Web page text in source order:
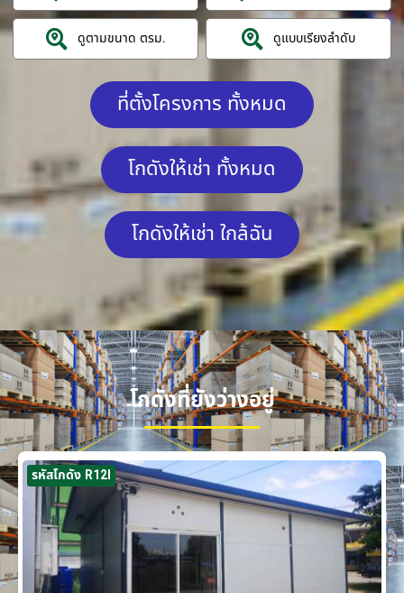
ดูตามขนาด ตรม. ดูแบบเรียงลำดับ
ที่ตั้งโครงการ ทั้งหมด
โกดังให้เช่า ทั้งหมด
โกดังให้เช่า ใกล้ฉัน
โกดังที่ยังว่างอยู่
รหัสโกดัง R12I